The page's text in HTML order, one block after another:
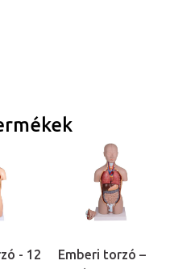
- 12
Emberi torzó –